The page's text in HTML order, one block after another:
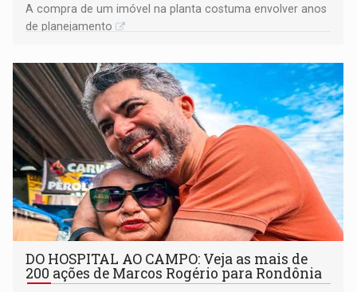
A compra de um imóvel na planta costuma envolver anos
de planejamento
DO HOSPITAL AO CAMPO: Veja as mais de
200 ações de Marcos Rogério para Rondônia